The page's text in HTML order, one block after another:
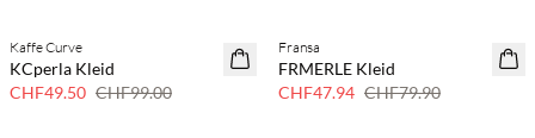
50 % Rabatt
Kaffe Curve
KCperla Kleid
CHF49.50 CHF99.00
40 % Rabatt
Fransa
FRMERLE Kleid
CHF47.94 CHF79.90